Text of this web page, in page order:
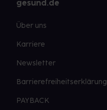
gesund.de
Über uns
Karriere
Newsletter
Barrierefreiheitserklärung
PAYBACK